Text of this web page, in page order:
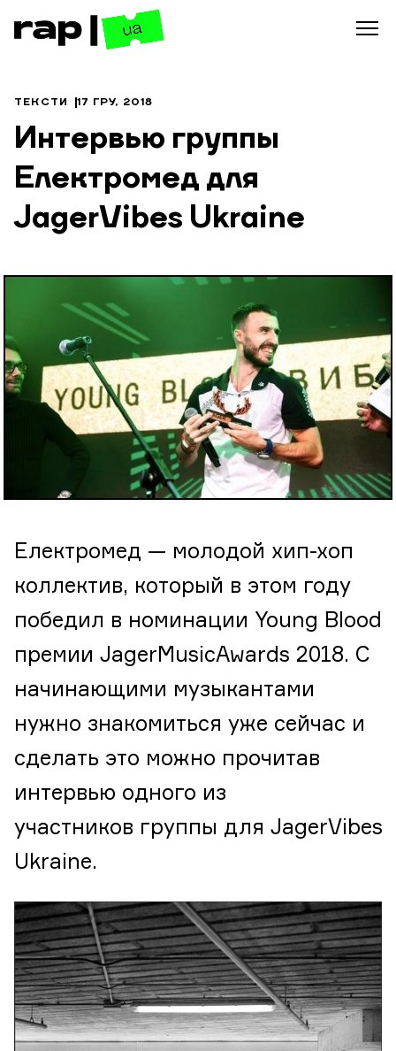
ТЕКСТИ 17 ГРУ, 2018
Интервью группы
Електромед для
JagerVibes Ukraine
Електромед — молодой хип-хоп
коллектив, который в этом году
победил в номинации Young Blood
премии JagerMusicAwards 2018. С
начинающими музыкантами
нужно знакомиться уже сейчас и
сделать это можно прочитав
интервью одного из
участников группы для JagerVibes
Ukraine.